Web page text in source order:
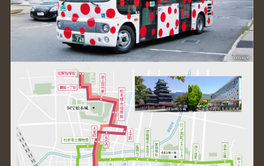
出典元／アルピコ交通ホームページ参照